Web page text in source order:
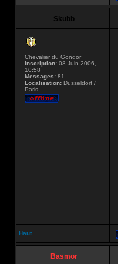
Skubb
Chevalier du Gondor
Inscription: 08 Juin 2006,
10:58
Messages: 81
Localisation: Düsseldorf /
Paris
Haut
Basmor